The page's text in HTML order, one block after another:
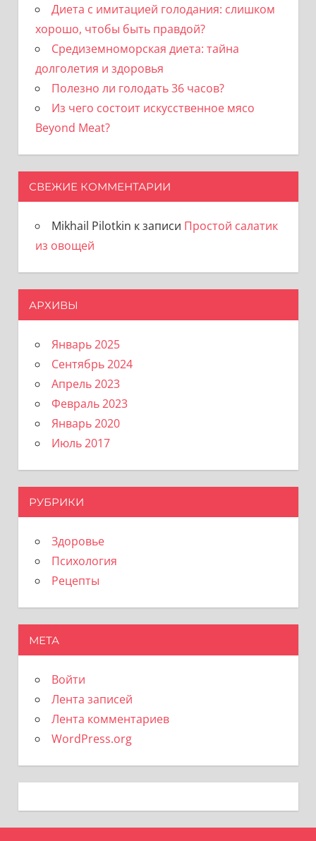
Диета с имитацией голодания: слишком
хорошо, чтобы быть правдой?
Средиземноморская диета: тайна
долголетия и здоровья
Полезно ли голодать 36 часов?
Из чего состоит искусственное мясо
Beyond Meat?
СВЕЖИЕ КОММЕНТАРИИ
Mikhail Pilotkin к записи Простой салатик
из овощей
АРХИВЫ
Январь 2025
Сентябрь 2024
Апрель 2023
Февраль 2023
Январь 2020
Июль 2017
РУБРИКИ
Здоровье
Психология
Рецепты
МЕТА
Войти
Лента записей
Лента комментариев
WordPress.org